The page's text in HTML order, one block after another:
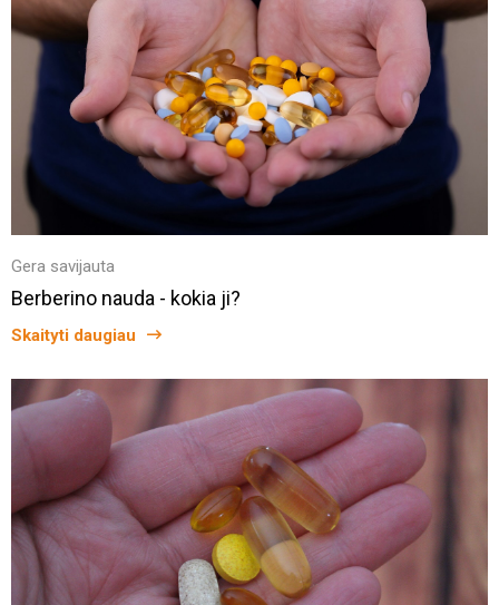
Gera savijauta
Berberino nauda - kokia ji?
Skaityti daugiau